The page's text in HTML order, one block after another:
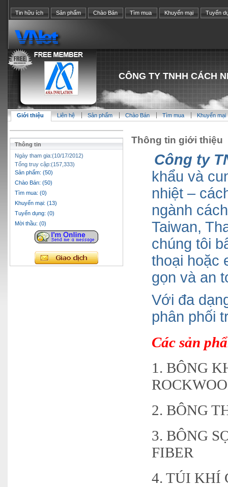
Tin hữu ích Sản phẩm Chào Bán Tìm mua Khuyến mại Tuyển
CÔNG TY TNHH CÁCH
Giới thiệu Liên hệ Sản phẩm Chào Bán Tìm mua Khuyến mại
Thông tin
Ngày tham gia:(10/17/2012)
Tổng truy cập:(157,333)
Sản phẩm: (50)
Chào Bán: (50)
Tìm mua: (0)
Khuyến mại: (13)
Tuyển dụng: (0)
Mời thầu: (0)
Thông tin giới thiệu
Công ty
khẩu và
nhiệt –
ngành
Taiwan,
chúng tôi
thoại hoặc
gọn và an
Với đa
phân phối
Các sản
1. BÔNG
2. BÔNG
3. BÔNG
FIBER
4. TÚI KHÍ